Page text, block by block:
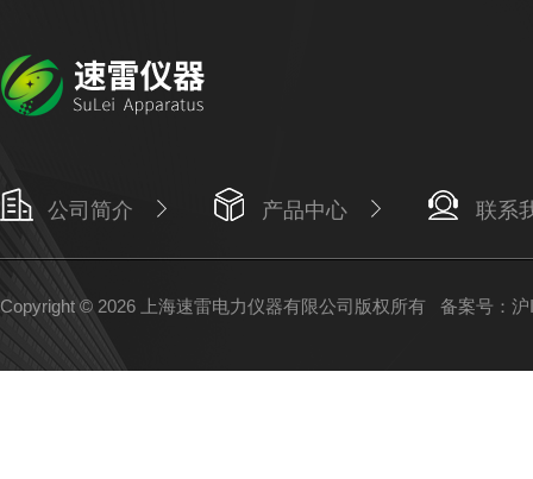
公司简介 产品中心 联系
Copyright © 2026 上海速雷电力仪器有限公司版权所有 备案号：